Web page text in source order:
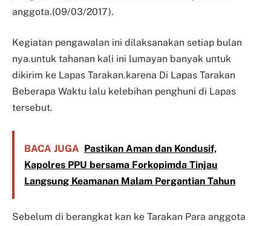
anggota.(09/03/2017).
Kegiatan pengawalan ini dilaksanakan setiap bulan
nya.untuk tahanan kali ini lumayan banyak untuk
dikirim ke Lapas Tarakan.karena Di Lapas Tarakan
Beberapa Waktu lalu kelebihan penghuni di Lapas
tersebut.
BACA JUGA Pastikan Aman dan Kondusif,
Kapolres PPU bersama Forkopimda Tinjau
Langsung Keamanan Malam Pergantian Tahun
Sebelum di berangkat kan ke Tarakan Para anggota